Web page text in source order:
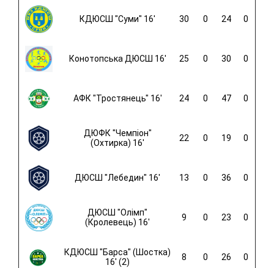
КДЮСШ "Суми" 16' 30 0 24 0
Конотопська ДЮСШ 16' 25 0 30 0
АФК "Тростянець" 16' 24 0 47 0
ДЮФК "Чемпіон"
(Охтирка) 16'
22 0 19 0
ДЮСШ "Лебедин" 16' 13 0 36 0
ДЮСШ "Олімп"
(Кролевець) 16'
9 0 23 0
КДЮСШ "Барса" (Шостка)
16' (2)
8 0 26 0